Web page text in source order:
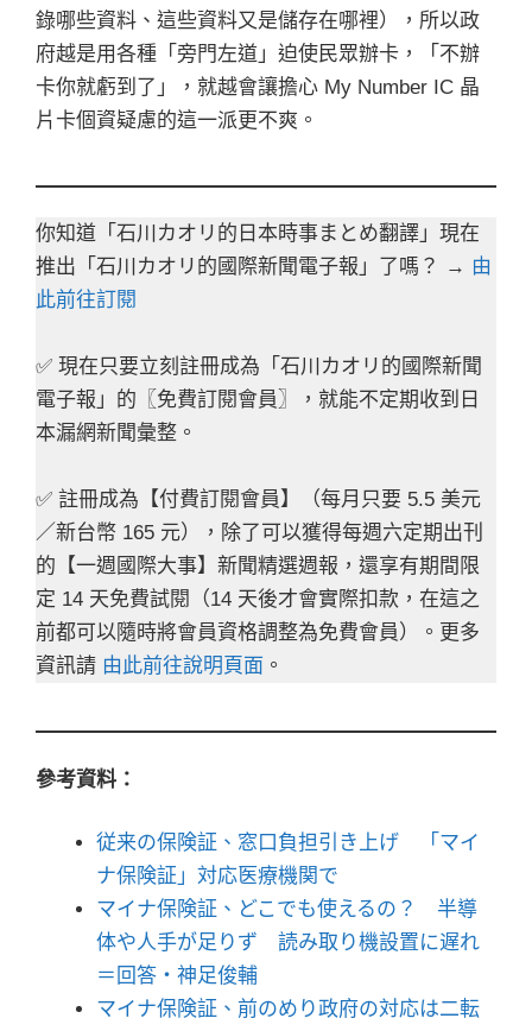
錄哪些資料、這些資料又是儲存在哪裡），所以政
府越是用各種「旁門左道」迫使民眾辦卡，「不辦
卡你就虧到了」，就越會讓擔心 My Number IC 晶
片卡個資疑慮的這一派更不爽。
你知道「石川カオリ的日本時事まとめ翻譯」現在
推出「石川カオリ的國際新聞電子報」了嗎？ → 由
此前往訂閱
✅ 現在只要立刻註冊成為「石川カオリ的國際新聞
電子報」的〖免費訂閱會員〗，就能不定期收到日
本漏網新聞彙整。
✅ 註冊成為【付費訂閱會員】（每月只要 5.5 美元
／新台幣 165 元），除了可以獲得每週六定期出刊
的【一週國際大事】新聞精選週報，還享有期間限
定 14 天免費試閱（14 天後才會實際扣款，在這之
前都可以隨時將會員資格調整為免費會員）。更多
資訊請 由此前往說明頁面 。
參考資料：
従来の保険証、窓口負担引き上げ 「マイ
ナ保険証」対応医療機関で
マイナ保険証、どこでも使えるの？ 半導
体や人手が足りず 読み取り機設置に遅れ
＝回答・神足俊輔
マイナ保険証、前のめり政府の対応は二転